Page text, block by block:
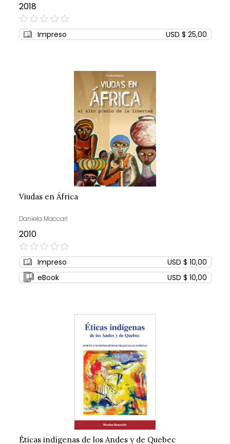
2018
0%
Impreso USD $ 25,00
Viudas en África
Daniela Maccari
2010
0%
Impreso
USD $ 10,00
eBook
USD $ 10,00
Éticas indígenas de los Andes y de Quebec